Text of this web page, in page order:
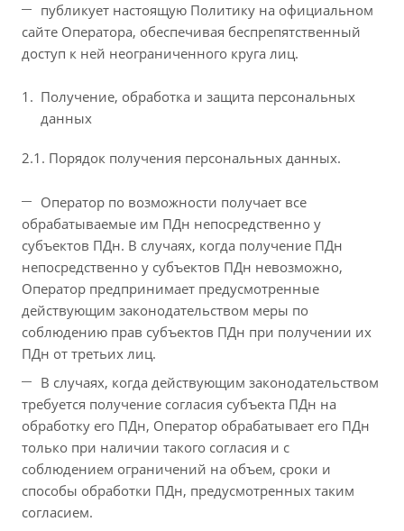
публикует настоящую Политику на официальном
сайте Оператора, обеспечивая беспрепятственный
доступ к ней неограниченного круга лиц.
Получение, обработка и защита персональных
данных
2.1. Порядок получения персональных данных.
Оператор по возможности получает все
обрабатываемые им ПДн непосредственно у
субъектов ПДн. В случаях, когда получение ПДн
непосредственно у субъектов ПДн невозможно,
Оператор предпринимает предусмотренные
действующим законодательством меры по
соблюдению прав субъектов ПДн при получении их
ПДн от третьих лиц.
В случаях, когда действующим законодательством
требуется получение согласия субъекта ПДн на
обработку его ПДн, Оператор обрабатывает его ПДн
только при наличии такого согласия и с
соблюдением ограничений на объем, сроки и
способы обработки ПДн, предусмотренных таким
согласием.